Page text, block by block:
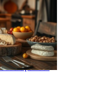
tips voor